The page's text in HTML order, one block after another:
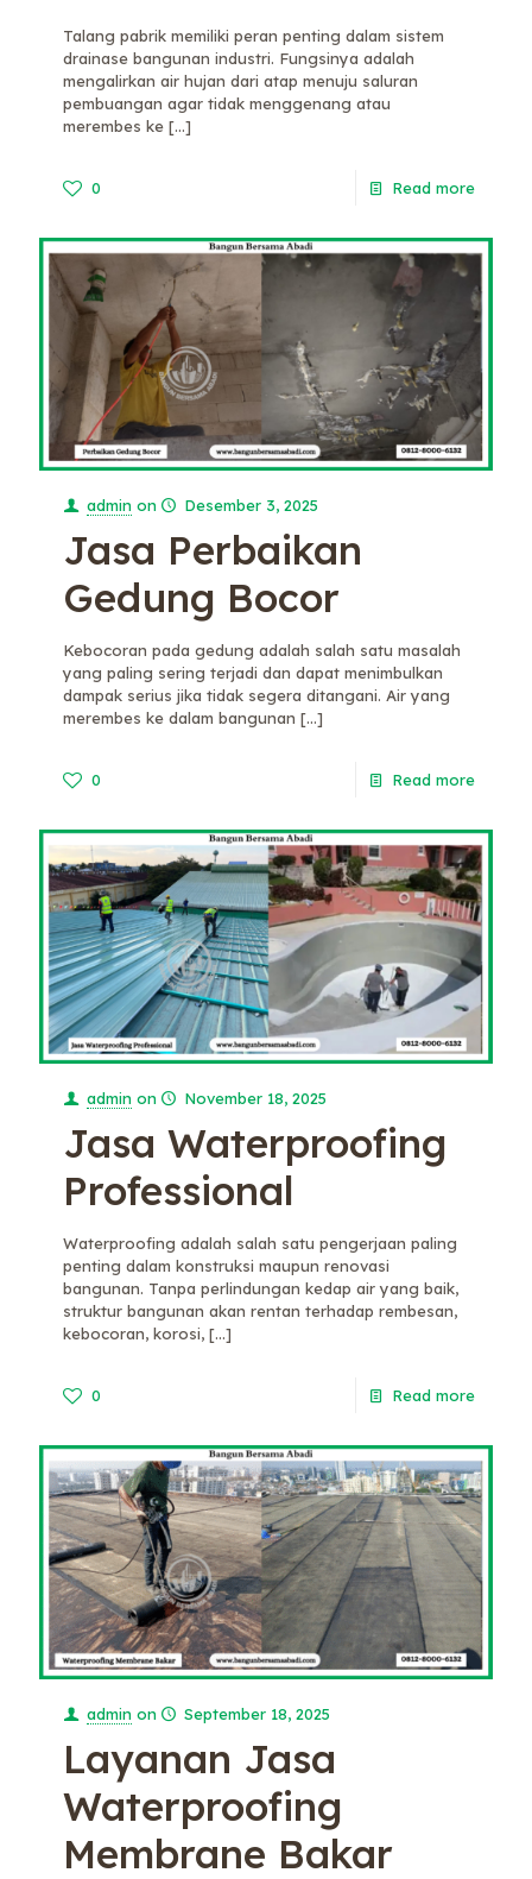
Talang pabrik memiliki peran penting dalam sistem
drainase bangunan industri. Fungsinya adalah
mengalirkan air hujan dari atap menuju saluran
pembuangan agar tidak menggenang atau
merembes ke […]
0 Read more
admin on Desember 3, 2025
Jasa Perbaikan
Gedung Bocor
Kebocoran pada gedung adalah salah satu masalah
yang paling sering terjadi dan dapat menimbulkan
dampak serius jika tidak segera ditangani. Air yang
merembes ke dalam bangunan […]
0 Read more
admin on November 18, 2025
Jasa Waterproofing
Professional
Waterproofing adalah salah satu pengerjaan paling
penting dalam konstruksi maupun renovasi
bangunan. Tanpa perlindungan kedap air yang baik,
struktur bangunan akan rentan terhadap rembesan,
kebocoran, korosi, […]
0 Read more
admin on September 18, 2025
Layanan Jasa
Waterproofing
Membrane Bakar